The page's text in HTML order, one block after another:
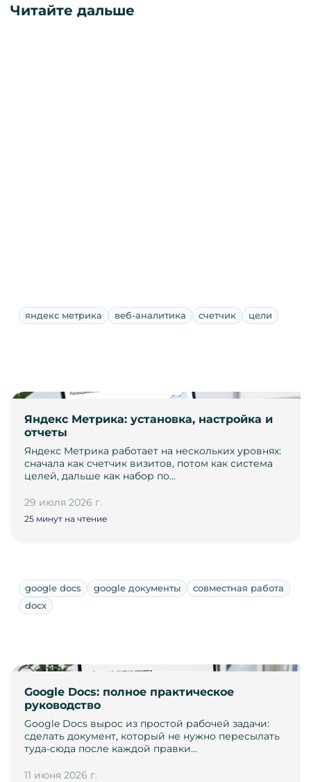
Читайте дальше
яндекс метрика веб-аналитика счетчик цели
Яндекс Метрика: установка, настройка и
отчеты
Яндекс Метрика работает на нескольких уровнях:
сначала как счетчик визитов, потом как система
целей, дальше как набор по…
29 июля 2026 г.
25 минут на чтение
google docs google документы
совместная работа
docx
Google Docs: полное практическое
руководство
Google Docs вырос из простой рабочей задачи:
сделать документ, который не нужно пересылать
туда-сюда после каждой правки…
11 июня 2026 г.